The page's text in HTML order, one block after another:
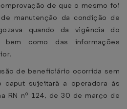
de que o mesmo foi
manutenção da condição de
quando da vigência do
bem como das informações
de beneficiário ocorrida sem
sujeitará a operadora às
RN nº 124, de 30 de março de